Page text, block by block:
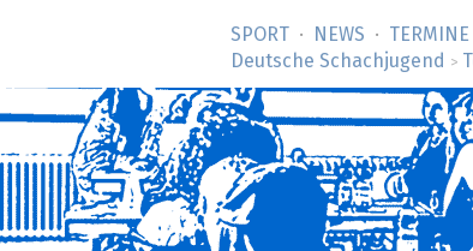
SPORT NEWS TERMINE
Deutsche Schachjugend
>